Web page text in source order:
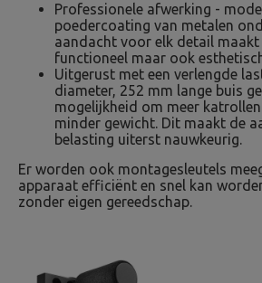
Professionele afwerking -
poedercoating van metalen
aandacht voor elk detail maakt
functioneel maar ook
Uitgerust met een verlengde
diameter, 252 mm lange buis
mogelijkheid om meer
minder gewicht. Dit maakt de
belasting uiterst nauwkeurig.
Er worden ook montagesleutels
apparaat efficiënt en snel kan
zonder eigen gereedschap.